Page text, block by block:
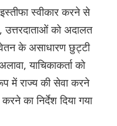
स्वीकार करने से
को अदालत
वेतन के असाधारण छुट्टी
याचिकाकर्ता को
में राज्य की सेवा करने
का निर्देश दिया गया